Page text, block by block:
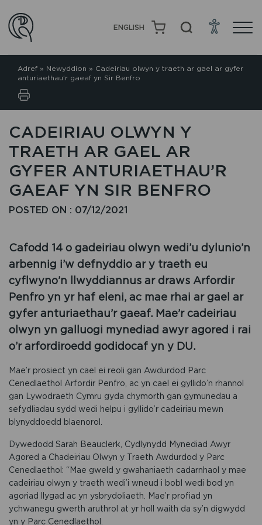
ENGLISH
Adref » Newyddion » Cadeiriau olwyn y traeth ar gael ar gyfer
anturiaethau’r gaeaf yn Sir Benfro
CADEIRIAU OLWYN Y
TRAETH AR GAEL AR
GYFER ANTURIAETHAU’R
GAEAF YN SIR BENFRO
POSTED ON : 07/12/2021
Cafodd 14 o gadeiriau olwyn wedi’u dylunio’n
arbennig i’w defnyddio ar y traeth eu
cyflwyno’n llwyddiannus ar draws Arfordir
Penfro yn yr haf eleni, ac mae rhai ar gael ar
gyfer anturiaethau’r gaeaf. Mae’r cadeiriau
olwyn yn galluogi mynediad awyr agored i rai
o’r arfordiroedd godidocaf yn y DU.
Mae’r prosiect yn cael ei reoli gan Awdurdod Parc
Cenedlaethol Arfordir Penfro, ac yn cael ei gyllido’n rhannol
gan Lywodraeth Cymru gyda chymorth gan gymunedau a
sefydliadau sydd wedi helpu i gyllido’r cadeiriau mewn
blynyddoedd blaenorol.
Dywedodd Sarah Beauclerk, Cydlynydd Mynediad Awyr
Agored a Chadeiriau Olwyn y Traeth Awdurdod y Parc
Cenedlaethol: “Mae gweld y gwahaniaeth cadarnhaol y mae
cadeiriau olwyn y traeth wedi’i wneud i bobl wedi bod yn
agoriad llygad ac yn ysbrydoliaeth. Mae’r profiad yn
ychwanegu gwerth aruthrol at yr holl waith da sy’n digwydd
yn y Parc Cenedlaethol.